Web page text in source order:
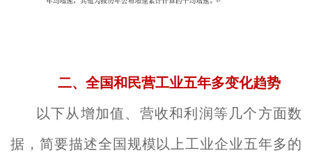
二、全国和民营工业五年多变化趋势
以下从增加值、营收和利润等几个方面数
据，简要描述全国规模以上工业企业五年多的